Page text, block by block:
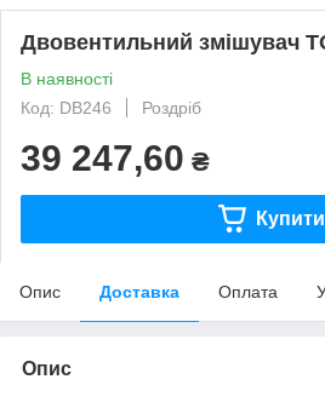
Двовентильний змішувач
В наявності
Код: DB246
Роздріб
39 247,60 ₴
Купити
Опис Доставка Оплата
Опис